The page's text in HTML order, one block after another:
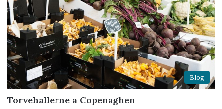
Blog
Torvehallerne a Copenaghen